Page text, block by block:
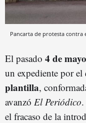
Pancarta de protesta contra
El pasado 4 de mayo
un expediente por
plantilla,
avanzó El Periódico
el fracaso de la